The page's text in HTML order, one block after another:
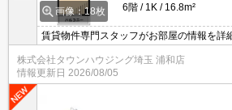
画像：18枚
6階
1K 16.8m²
賃貸物件専門スタッフがお部屋の情報を詳
お問合わせはタウンハウジング浦和店まで♪
株式会社タウンハウジング埼玉 浦和店
情報更新日 2026/08/05